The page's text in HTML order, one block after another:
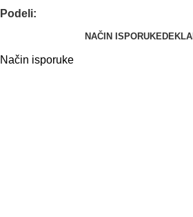
Podeli:
NAČIN ISPORUKE
Način isporuke